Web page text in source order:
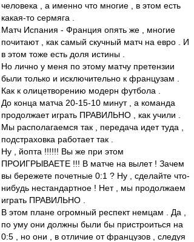
человека , а именно что многие , в этом есть
какая-то сермяга .
Матч Испания - Франция опять же , многие
почитают , как самый скучный матч на евро . И
в этом тоже есть доля истины .
Но лично у меня по этому матчу претензии
были только и исключительно к французам .
Как к олицетворению модерн футбола .
До конца матча 20-15-10 минут , а команда
продолжает играть ПРАВИЛЬНО , как учили .
Мы располагаемся так , передача идет туда ,
подстраховка работает так .
Ну , йопта !!!!!! Вы же при этом
ПРОИГРЫВАЕТЕ !!! В матче на вылет ! Зачем
вы бережете почетные 0:1 ? Ну , сделайте что-
нибудь нестандартное ! Нет , мы продолжаем
играть ПРАВИЛЬНО .
В этом плане огромный респект немцам . Да ,
по уму они должны были бы пристроиться на
0:5 , но они , в отличие от французов , следуя